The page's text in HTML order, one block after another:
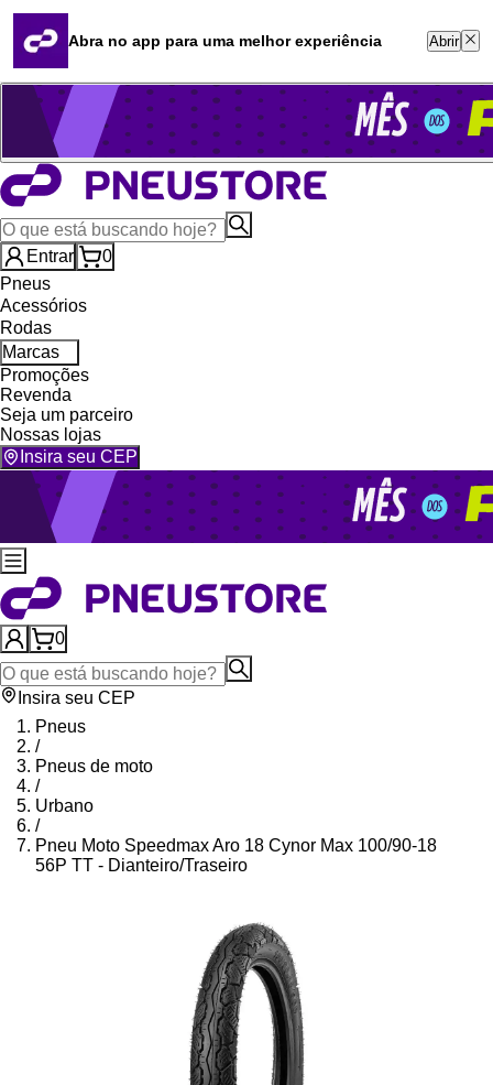
Quero revender
Blog
Whatsapp (16) 99764-8401
Televendas (47) 3046-2551
Entrar
0
Pneus
Acessórios
Rodas
Marcas
Promoções
Revenda
Seja um parceiro
Nossas lojas
Insira seu CEP
0
Insira seu CEP
Pneus
/
Pneus de moto
/
Urbano
/
Pneu Moto Speedmax Aro 18 Cynor Max 100/90-18
56P TT - Dianteiro/Traseiro
Abra no app para uma melhor experiência Abrir